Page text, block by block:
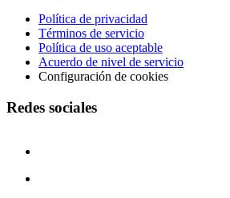
Política de privacidad
Términos de servicio
Política de uso aceptable
Acuerdo de nivel de servicio
Configuración de cookies
Redes sociales